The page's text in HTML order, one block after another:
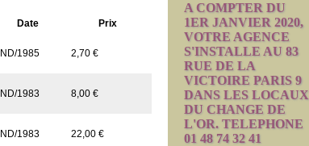
Date Prix
ND/1985 2,70 €
ND/1983 8,00 €
ND/1983 22,00 €
A COMPTER DU
1ER JANVIER 2020,
VOTRE AGENCE
S'INSTALLE AU 83
RUE DE LA
VICTOIRE PARIS 9
DANS LES LOCAUX
DU CHANGE DE
L'OR. TELEPHONE
01 48 74 32 41